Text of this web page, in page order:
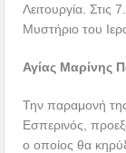
Λειτουργία. Στις
Μυστήριο του
Αγίας Μαρίνης
Την παραμονή
Εσπερινός,
ο οποίος θα